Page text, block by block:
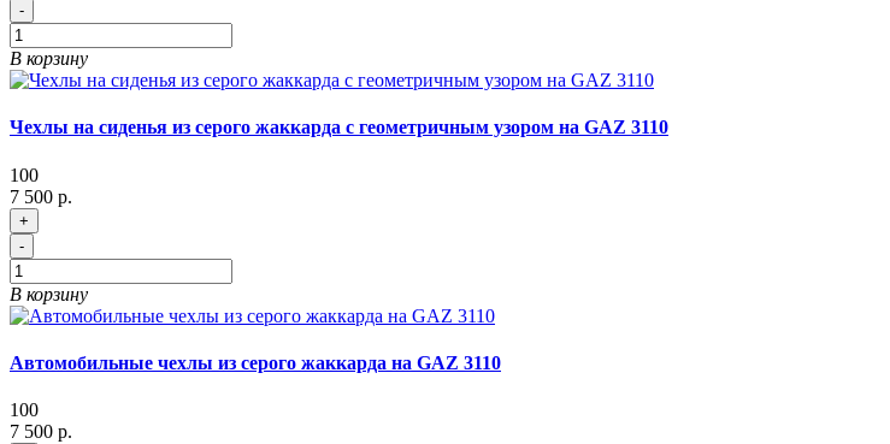
-
В корзину
Чехлы на сиденья из серого жаккарда с геометричным узором на GAZ 3110
100
7 500 р.
+
-
В корзину
Автомобильные чехлы из серого жаккарда на GAZ 3110
100
7 500 р.